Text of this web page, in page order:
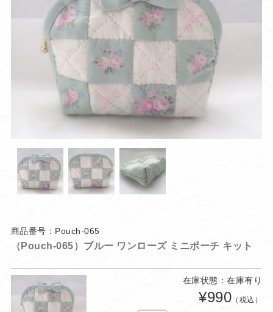
商品番号：Pouch-065
（Pouch-065）ブルー ワンローズ ミニポーチ キット
在庫状態：在庫有り
¥990 （税込）